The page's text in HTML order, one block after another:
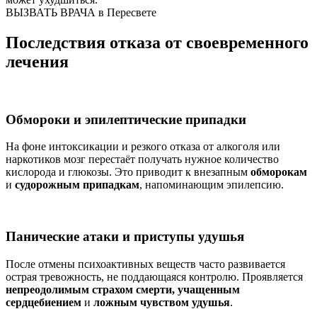
ВЫЗВАТЬ ВРАЧА в Пересвете
Последствия отказа от своевременного
лечения
Обмороки и эпилептические припадки
На фоне интоксикации и резкого отказа от алкоголя или
наркотиков мозг перестаёт получать нужное количество
кислорода и глюкозы. Это приводит к внезапным обморокам
и судорожным припадкам, напоминающим эпилепсию.
Панические атаки и приступы удушья
После отмены психоактивных веществ часто развивается
острая тревожность, не поддающаяся контролю. Проявляется
непреодолимым страхом смерти, учащенным
сердцебиением и ложным чувством удушья.